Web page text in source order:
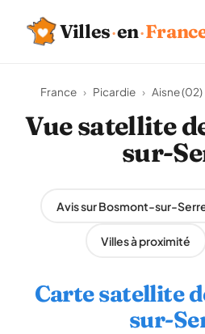
Villes·en·
France › Picardie › Aisne (02)
Vue satellite
sur-
Avis sur Bosmont-sur-
Villes à proximité
Carte satellite
sur-